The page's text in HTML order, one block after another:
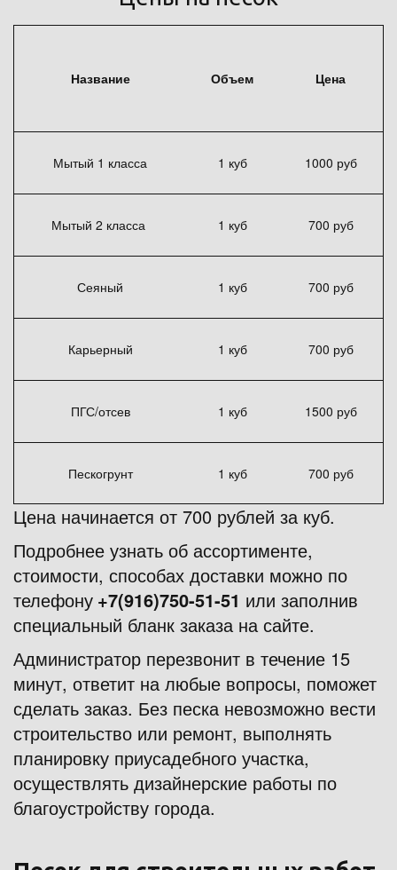
Название Объем Цена
Мытый 1 класса 1 куб 1000 руб
Мытый 2 класса 1 куб 700 руб
Сеяный 1 куб 700 руб
Карьерный 1 куб 700 руб
ПГС/отсев 1 куб 1500 руб
Пескогрунт 1 куб 700 руб
Цена начинается от 700 рублей за куб.
Подробнее узнать об ассортименте,
стоимости, способах доставки можно по
телефону +7(916)750-51-51 или заполнив
специальный бланк заказа на сайте.
Администратор перезвонит в течение 15
минут, ответит на любые вопросы, поможет
сделать заказ. Без песка невозможно вести
строительство или ремонт, выполнять
планировку приусадебного участка,
осуществлять дизайнерские работы по
благоустройству города.